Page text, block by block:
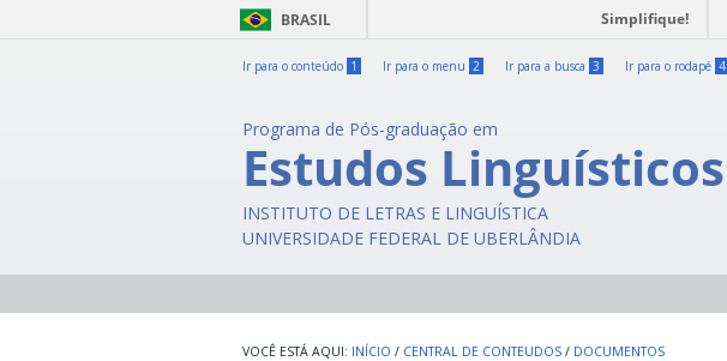
BRASIL Simplifique!
Ir para o conteúdo 1 Ir para o menu 2 Ir para a busca 3 Ir para o rodapé 4
Programa de Pós-graduação em
Estudos Linguísticos
INSTITUTO DE LETRAS E LINGUÍSTICA
UNIVERSIDADE FEDERAL DE UBERLÂNDIA
INÍCIO / CENTRAL DE CONTEUDOS / DOCUMENTOS